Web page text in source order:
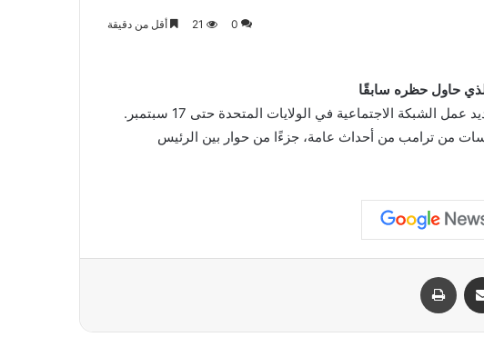
0
21 أقل من دقيقة
من ترامب من أحداث عامة، جزءًا من حوار بين الرئيس
مشاركة عبر البريد